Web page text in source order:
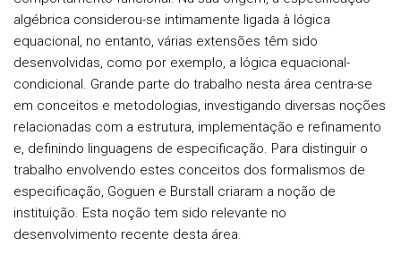
algébrica considerou-se intimamente ligada à lógica
equacional, no entanto, várias extensões têm sido
desenvolvidas, como por exemplo, a lógica equacional-
condicional. Grande parte do trabalho nesta área centra-se
em conceitos e metodologias, investigando diversas noções
relacionadas com a estrutura, implementação e refinamento
e, definindo linguagens de especificação. Para distinguir o
trabalho envolvendo estes conceitos dos formalismos de
especificação, Goguen e Burstall criaram a noção de
instituição. Esta noção tem sido relevante no
desenvolvimento recente desta área.